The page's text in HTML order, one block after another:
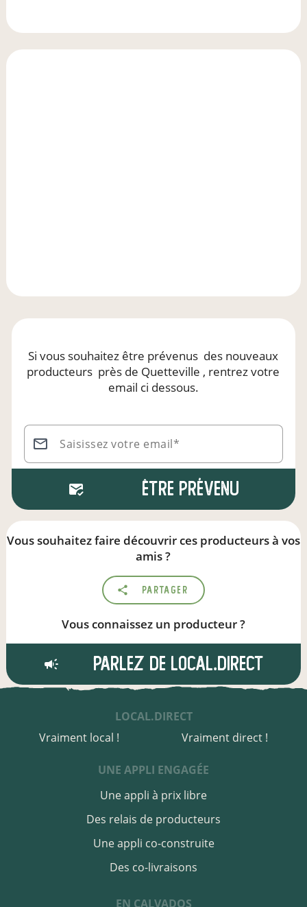
Si vous souhaitez être prévenus des nouveaux
producteurs près de Quetteville , rentrez votre
email ci dessous.
Saisissez votre email*
Être prévenu
Vous souhaitez faire découvrir ces producteurs à vos
amis ?
Partager
Vous connaissez un producteur ?
Parlez de local.direct
LOCAL.DIRECT
Vraiment local !
Vraiment direct !
UNE APPLI ENGAGÉE
Une appli à prix libre
Des relais de producteurs
Des co-livraisons
Une appli co-construite
EN CALVADOS